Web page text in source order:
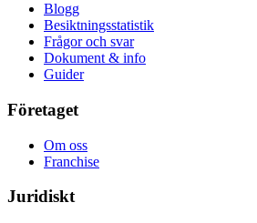
Blogg
Besiktningsstatistik
Frågor och svar
Dokument & info
Guider
Företaget
Om oss
Franchise
Juridiskt